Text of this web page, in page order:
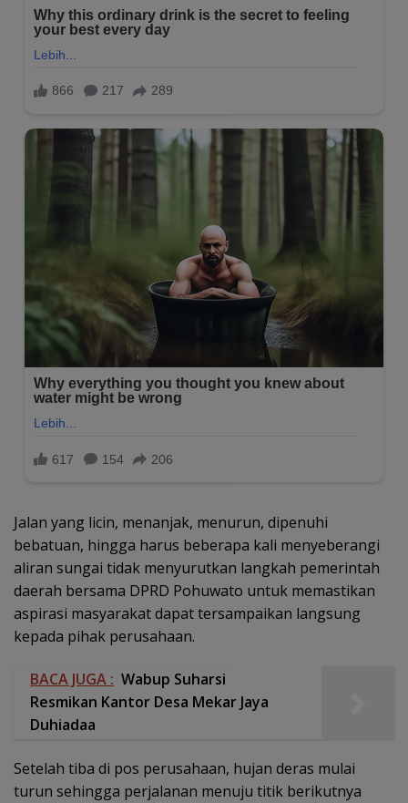
Jalan yang licin, menanjak, menurun, dipenuhi
bebatuan, hingga harus beberapa kali menyeberangi
aliran sungai tidak menyurutkan langkah pemerintah
daerah bersama DPRD Pohuwato untuk memastikan
aspirasi masyarakat dapat tersampaikan langsung
kepada pihak perusahaan.
BACA JUGA : Wabup Suharsi
Resmikan Kantor Desa Mekar Jaya
Duhiadaa
Setelah tiba di pos perusahaan, hujan deras mulai
turun sehingga perjalanan menuju titik berikutnya